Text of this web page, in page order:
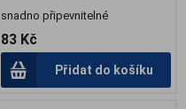
snadno připevnitelné
83 Kč
Přidat do košíku